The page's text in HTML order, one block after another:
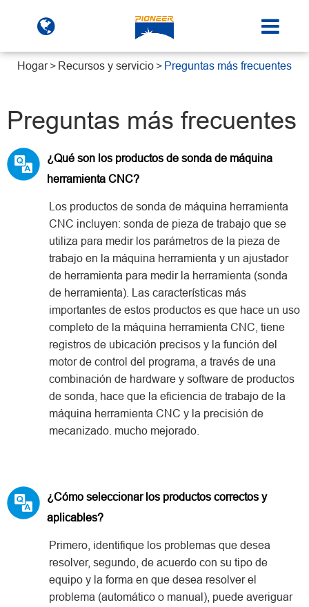
Hogar Recursos y servicio Preguntas más frecuentes
Preguntas más frecuentes
¿Qué son los productos de sonda de máquina
herramienta CNC?
Los productos de sonda de máquina herramienta
CNC incluyen: sonda de pieza de trabajo que se
utiliza para medir los parámetros de la pieza de
trabajo en la máquina herramienta y un ajustador
de herramienta para medir la herramienta (sonda
de herramienta). Las características más
importantes de estos productos es que hace un uso
completo de la máquina herramienta CNC, tiene
registros de ubicación precisos y la función del
motor de control del programa, a través de una
combinación de hardware y software de productos
de sonda, hace que la eficiencia de trabajo de la
máquina herramienta CNC y la precisión de
mecanizado. mucho mejorado.
¿Cómo seleccionar los productos correctos y
aplicables?
Primero, identifique los problemas que desea
resolver, segundo, de acuerdo con su tipo de
equipo y la forma en que desea resolver el
problema (automático o manual), puede averiguar